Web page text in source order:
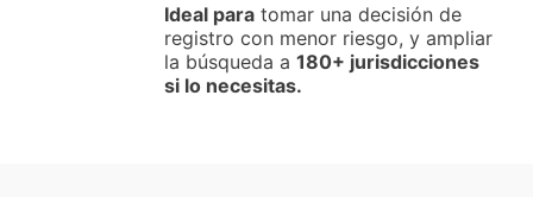
Ideal para tomar una decisión de
registro con menor riesgo, y ampliar
la búsqueda a 180+ jurisdicciones
si lo necesitas.